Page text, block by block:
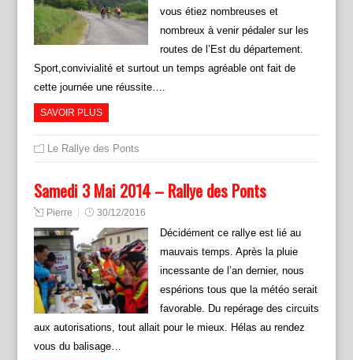
vous étiez nombreuses et
nombreux à venir pédaler sur les
routes de l’Est du département.
Sport,convivialité et surtout un temps agréable ont fait de
cette journée une réussite….
SAVOIR PLUS
Le Rallye des Ponts
Samedi 3 Mai 2014 – Rallye des Ponts
Pierre 30/12/2016
Décidément ce rallye est lié au
mauvais temps. Après la pluie
incessante de l’an dernier, nous
espérions tous que la météo serait
favorable. Du repérage des circuits
aux autorisations, tout allait pour le mieux. Hélas au rendez
vous du balisage…